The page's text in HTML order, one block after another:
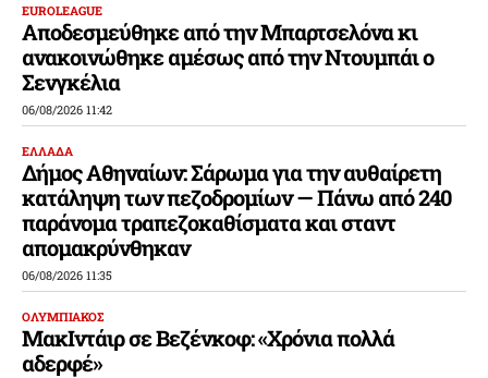
EUROLEAGUE
Αποδεσμεύθηκε από την Μπαρτσελόνα κι
ανακοινώθηκε αμέσως από την Ντουμπάι ο
Σενγκέλια
06/08/2026 11:42
ΕΛΛΑΔΑ
Δήμος Αθηναίων: Σάρωμα για την αυθαίρετη
κατάληψη των πεζοδρομίων — Πάνω από 240
παράνομα τραπεζοκαθίσματα και σταντ
απομακρύνθηκαν
06/08/2026 11:35
ΟΛΥΜΠΙΑΚΟΣ
ΜακΙντάιρ σε Βεζένκοφ: «Χρόνια πολλά
αδερφέ»